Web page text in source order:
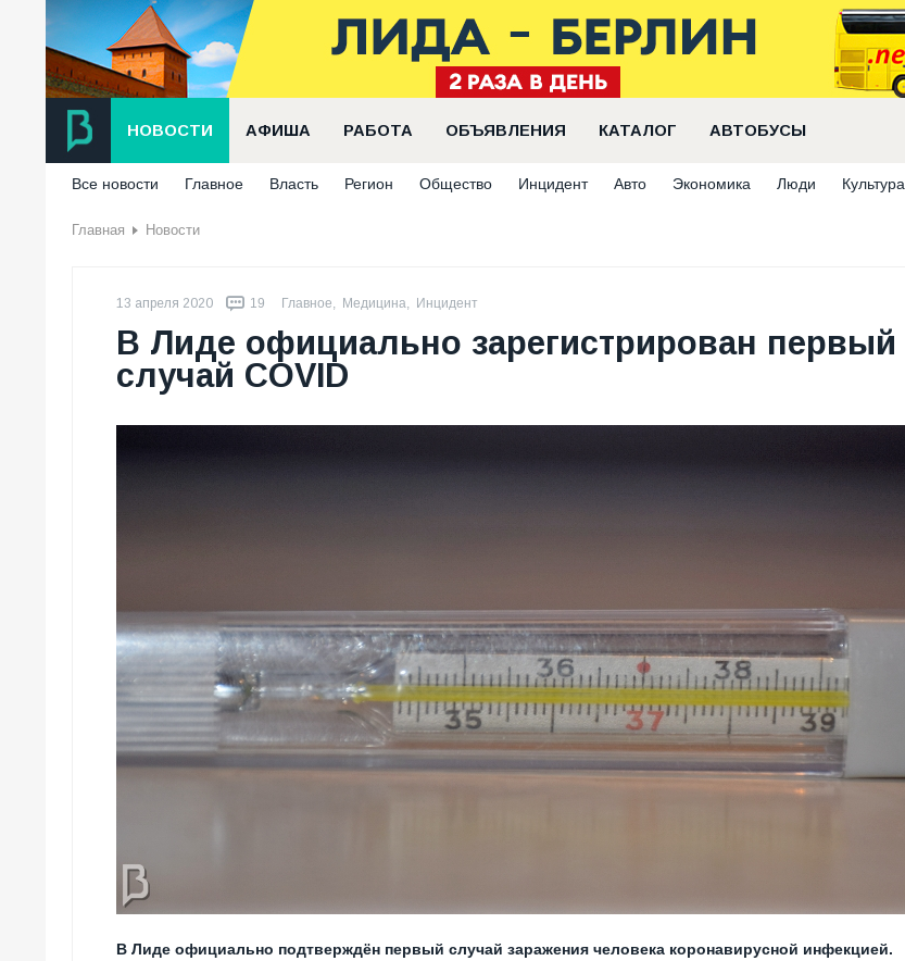
НОВОСТИ АФИША РАБОТА ОБЪЯВЛЕНИЯ КАТАЛОГ АВТОБУСЫ
Все новости Главное Власть Регион Общество Инцидент Авто Экономика Люди Культура
Главная Новости
13 апреля 2020 19 Главное, Медицина, Инцидент
В Лиде официально зарегистрирован первый
случай COVID
В Лиде официально подтверждён первый случай заражения человека коронавирусной инфекцией.